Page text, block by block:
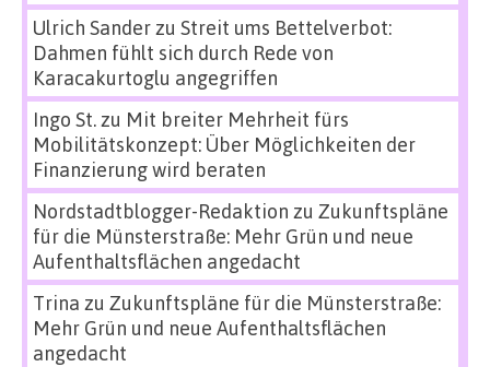
Ulrich Sanderzu Streit ums Bettelverbot:
Dahmen fühlt sich durch Rede von
Karacakurtoglu angegriffen
Ingo St.zu Mit breiter Mehrheit fürs
Mobilitätskonzept: Über Möglichkeiten der
Finanzierung wird beraten
Nordstadtblogger-Redaktion zu Zukunftspläne
für die Münsterstraße: Mehr Grün und neue
Aufenthaltsflächen angedacht
Trina zu Zukunftspläne für die Münsterstraße:
Mehr Grün und neue Aufenthaltsflächen
angedacht